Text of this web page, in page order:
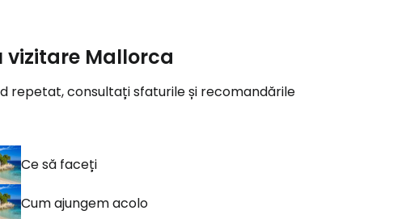
Mallorca
repetat, consultați sfaturile și recomandările
Ce să faceți
Cum ajungem acolo